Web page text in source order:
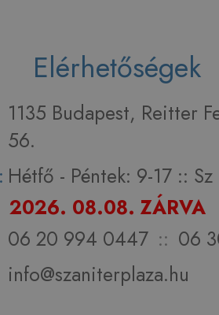
Elérhetőségek
1135 Budapest, Reitter
56.
Hétfő - Péntek: 9-17 :: Sz
2026. 08.08. ZÁRVA
06 20 994 0447 :: 06
info@szaniterplaza.hu